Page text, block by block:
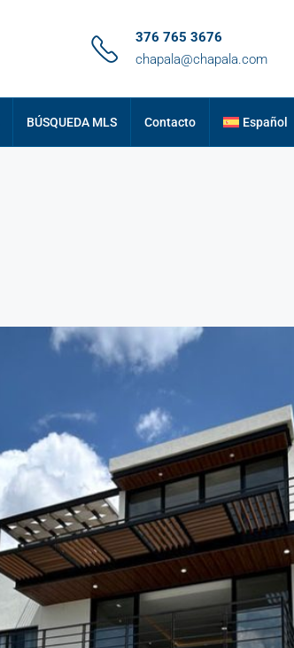
376 765 3676
chapala@chapala.com
BÚSQUEDA MLS Contacto Español